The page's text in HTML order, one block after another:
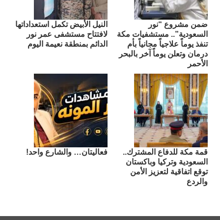
ضمن مشروع “نور
السعودية”.. مستشفيات مكة
تنفذ يوماً علاجياً مجانياً بأم
درمان وتعلن يوماً آخر بالبحر
الأحمر
النيل الأبيض تكمل استعداداتها
لافتتاح مستشفى عمر نور
الدائم بمنطقة نعيمة اليوم
قمة مكة للدفاع المشترك..
السعودية وتركيا وباكستان
توقع اتفاقية لتعزيز الأمن
والردع
فعاليتان… والشارع واحد!